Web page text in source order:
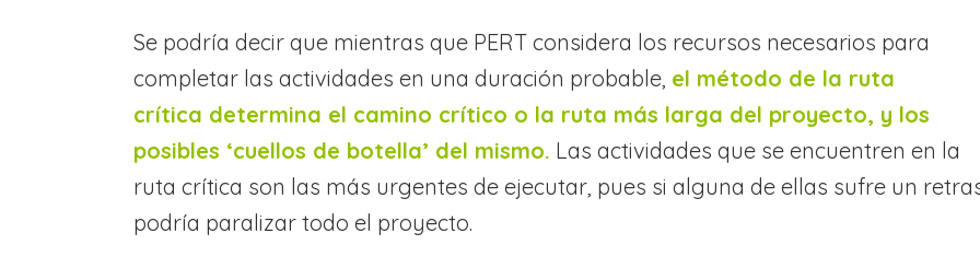
Se podría decir que mientras que PERT considera los recursos necesarios para
completar las actividades en una duración probable, el método de la ruta
crítica determina el camino crítico o la ruta más larga del proyecto, y los
posibles ‘cuellos de botella’ del mismo. Las actividades que se encuentren en la
ruta crítica son las más urgentes de ejecutar, pues si alguna de ellas sufre un
podría paralizar todo el proyecto.